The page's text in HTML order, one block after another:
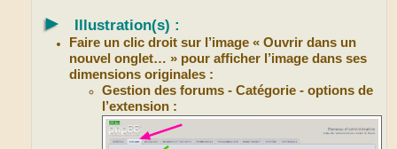
► Illustration(s) :
Faire un clic droit sur l’image « Ouvrir dans un
nouvel onglet… » pour afficher l’image dans ses
dimensions originales :
Gestion des forums - Catégorie - options de
l’extension :